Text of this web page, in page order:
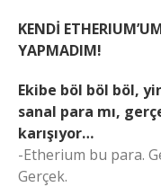
KENDİ
YAPMADIM!
Ekibe böl böl böl,
sanal para mı,
karışıyor…
-Etherium bu para.
Gerçek.